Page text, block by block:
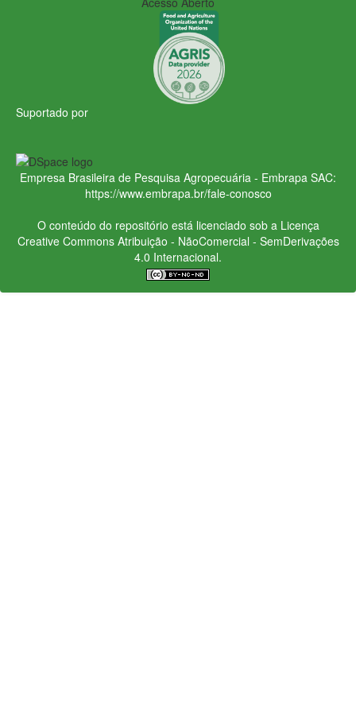
Suportado por
Empresa Brasileira de Pesquisa Agropecuária - Embrapa SAC:
https://www.embrapa.br/fale-conosco
O conteúdo do repositório está licenciado sob a Licença
Creative CommonsAtribuição - NãoComercial - SemDerivações
4.0 Internacional.